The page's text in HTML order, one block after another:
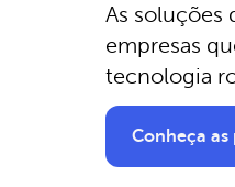
As soluções
empresas
tecnologia
Conheça